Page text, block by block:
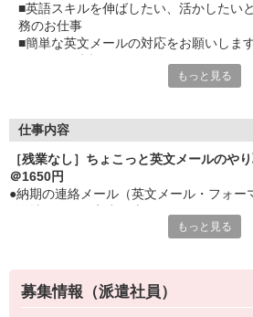
■英語スキルを伸ばしたい、活かしたい
務のお仕事
■簡単な英文メールの対応をお願いしま
■派遣→正社員への切替実績あり
もっと見る
仕事内容
［残業なし］ちょこっと英文メールのや
＠1650円
●納期の連絡メール（英文メール・フォー
●必要書類の作成（フォーマットあり）
※電話対応は基本なし！自分の業務に集中
もっと見る
募集情報（派遣社員）